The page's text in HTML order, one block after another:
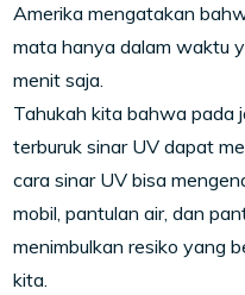
Amerika mengatakan
mata hanya dalam waktu
menit saja.
Tahukah kita bahwa pada
terburuk sinar UV dapat
cara sinar UV bisa
mobil, pantulan air, dan
menimbulkan resiko yang
kita.